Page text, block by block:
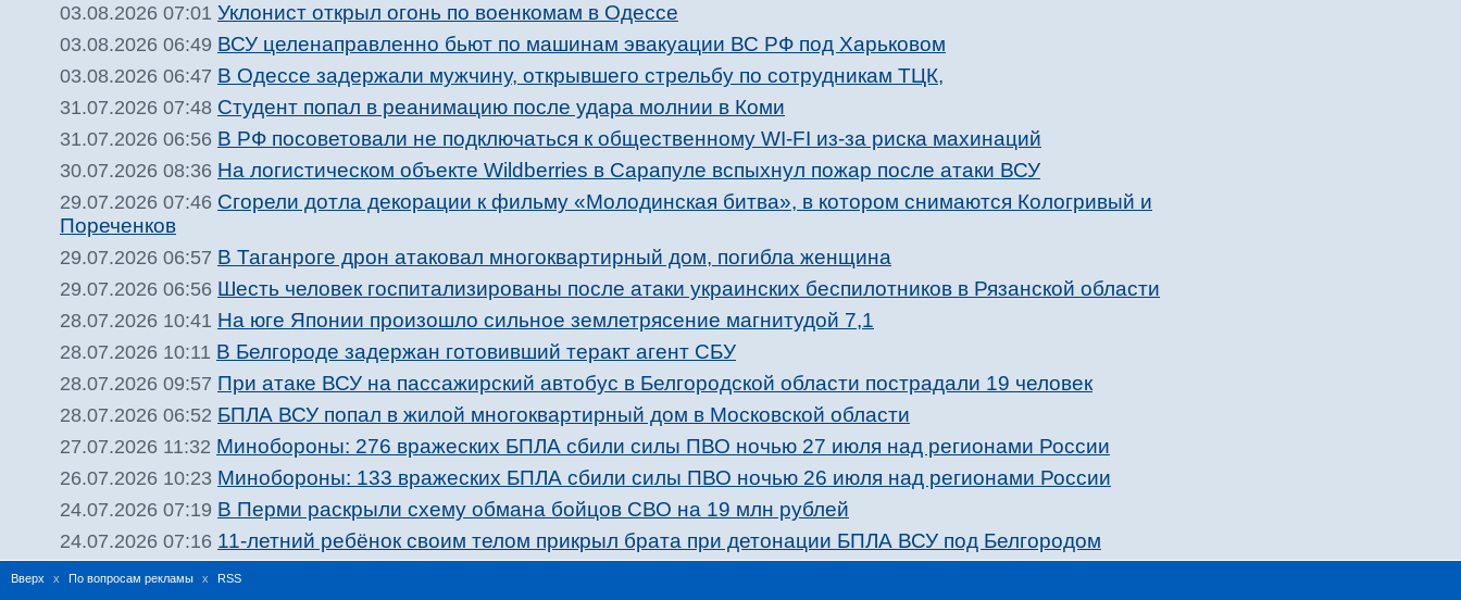
03.08.2026 07:01 Уклонист открыл огонь по военкомам в Одессе
03.08.2026 06:49 ВСУ целенаправленно бьют по машинам эвакуации ВС РФ под Харьковом
03.08.2026 06:47 В Одессе задержали мужчину, открывшего стрельбу по сотрудникам ТЦК,
31.07.2026 07:48 Студент попал в реанимацию после удара молнии в Коми
31.07.2026 06:56 В РФ посоветовали не подключаться к общественному WI-FI из-за риска махинаций
30.07.2026 08:36 На логистическом объекте Wildberries в Сарапуле вспыхнул пожар после атаки ВСУ
29.07.2026 07:46 Сгорели дотла декорации к фильму «Молодинская битва», в котором снимаются Кологривый и
Пореченков
29.07.2026 06:57 В Таганроге дрон атаковал многоквартирный дом, погибла женщина
29.07.2026 06:56 Шесть человек госпитализированы после атаки украинских беспилотников в Рязанской области
28.07.2026 10:41 На юге Японии произошло сильное землетрясение магнитудой 7,1
28.07.2026 10:11 В Белгороде задержан готовивший теракт агент СБУ
28.07.2026 09:57 При атаке ВСУ на пассажирский автобус в Белгородской области пострадали 19 человек
28.07.2026 06:52 БПЛА ВСУ попал в жилой многоквартирный дом в Московской области
27.07.2026 11:32 Минобороны: 276 вражеских БПЛА сбили силы ПВО ночью 27 июля над регионами России
26.07.2026 10:23 Минобороны: 133 вражеских БПЛА сбили силы ПВО ночью 26 июля над регионами России
24.07.2026 07:19 В Перми раскрыли схему обмана бойцов СВО на 19 млн рублей
24.07.2026 07:16 11-летний ребёнок своим телом прикрыл брата при детонации БПЛА ВСУ под Белгородом
Вверх x По вопросам рекламы x RSS